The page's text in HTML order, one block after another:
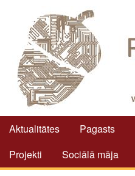
Aktualitātes Pagasts
Projekti
Sociālā māja